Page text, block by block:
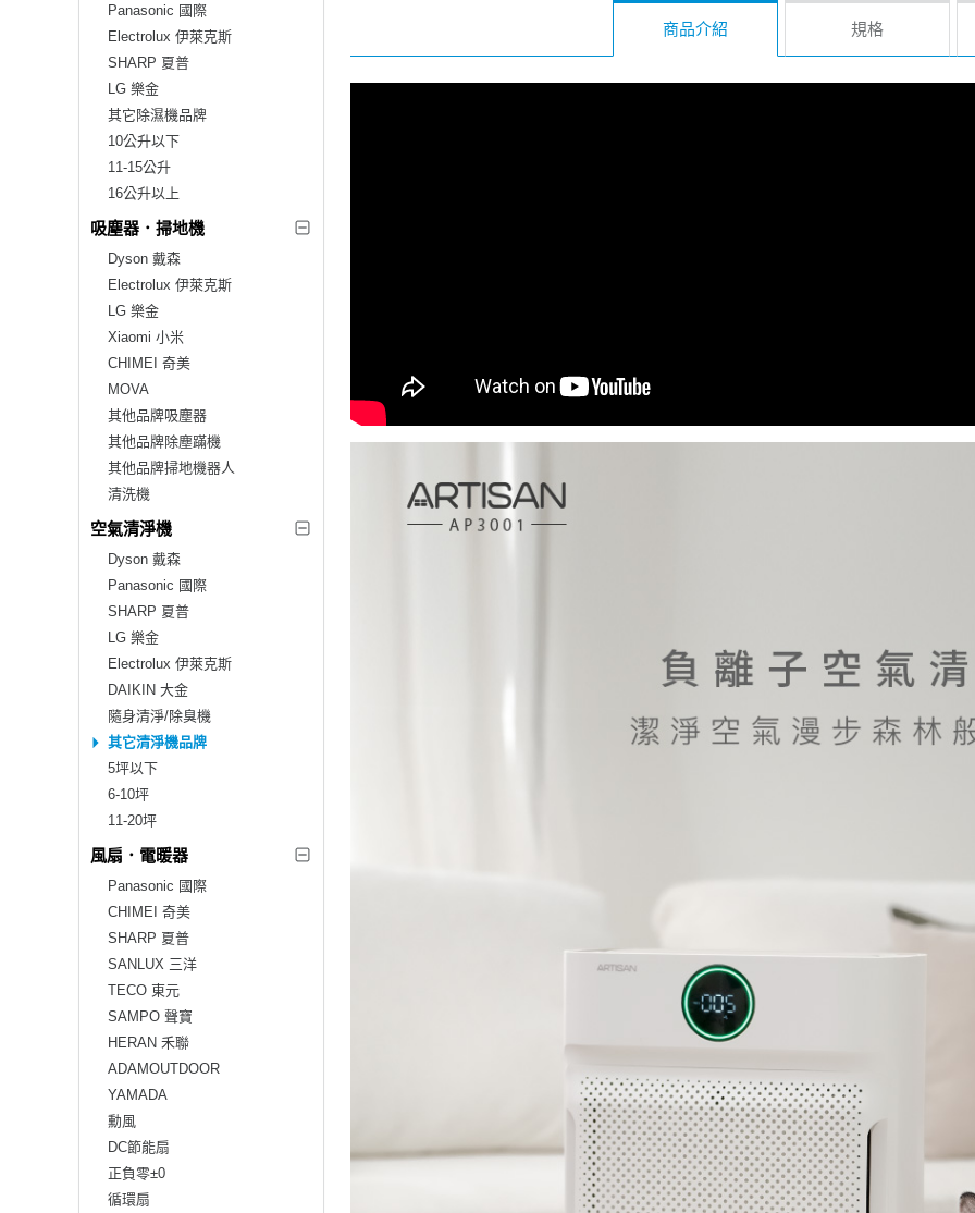
Panasonic 國際
Electrolux 伊萊克斯
SHARP 夏普
LG 樂金
其它除濕機品牌
10公升以下
11-15公升
16公升以上
吸塵器．掃地機
Dyson 戴森
Electrolux 伊萊克斯
LG 樂金
Xiaomi 小米
CHIMEI 奇美
MOVA
其他品牌吸塵器
其他品牌除塵蹣機
其他品牌掃地機器人
清洗機
空氣清淨機
Dyson 戴森
Panasonic 國際
SHARP 夏普
LG 樂金
Electrolux 伊萊克斯
DAIKIN 大金
隨身清淨/除臭機
其它清淨機品牌
5坪以下
6-10坪
11-20坪
風扇．電暖器
Panasonic 國際
CHIMEI 奇美
SHARP 夏普
SANLUX 三洋
TECO 東元
SAMPO 聲寶
HERAN 禾聯
ADAMOUTDOOR
YAMADA
勳風
DC節能扇
正負零±0
循環扇
商品介紹 規格